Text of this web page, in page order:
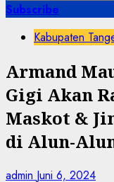
untuk:
Subscribe
Kabupaten
Armand
Gigi Akan
Maskot &
di Alun-
admin Juni 6, 2024